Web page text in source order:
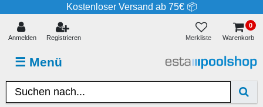
Kostenloser Versand ab 75€ 📦
☰ Menü
Anmelden Registrieren Merkliste
0
Warenkorb